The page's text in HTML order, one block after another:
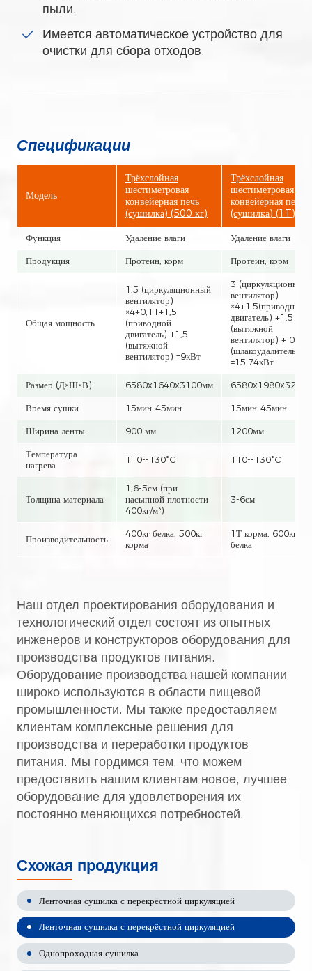
пыли.
Имеется автоматическое устройство для
очистки для сбора отходов.
Спецификации
Модель
Трёхслойная
шестиметровая
конвейерная печь
(сушилка) (500 кг)
Трёхслойная
шестиметровая
конвейерная печь
(сушилка) (1T)
Функция Удаление влаги Удаление влаги
Продукция Протеин, корм Протеин, корм
Общая мощность
1,5 (циркуляционный
вентилятор)
×4+0,11+1,5
(приводной
двигатель) +1,5
(вытяжной
вентилятор) =9кВт
3 (циркуляционный
вентилятор)
×4+1.5(приводной
двигатель) +1.5
(вытяжной
вентилятор) + 0.37
(шлакоудалитель) ×2
=15.74кВт
Размер (Д×Ш×В) 6580x1640x3100мм
Время сушки 15мин-45мин 15мин-45мин
Ширина ленты 900 мм 1200мм
Температура
нагрева
110--130°C 110--130°C
Толщина материала
1,6-5см (при
насыпной плотности
400кг/м³)
3-6см
Производительность
400кг белка, 500кг
корма
1Т корма, 600кг
белка
Наш отдел проектирования оборудования и
технологический отдел состоят из опытных
инженеров и конструкторов оборудования для
производства продуктов питания.
Оборудование производства нашей компании
широко используются в области пищевой
промышленности. Мы также предоставляем
клиентам комплексные решения для
производства и переработки продуктов
питания. Мы гордимся тем, что можем
предоставить нашим клиентам новое, лучшее
оборудование для удовлетворения их
постоянно меняющихся потребностей.
Схожая продукция
Ленточная сушилка с перекрёстной циркуляцией
Ленточная сушилка с перекрёстной циркуляцией
Однопроходная сушилка